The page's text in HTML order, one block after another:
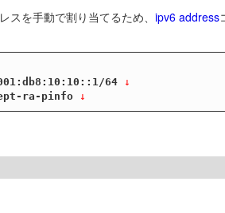
を手動で割り当てるため、 ipv6 address
64 ↓
ra-pinfo ↓